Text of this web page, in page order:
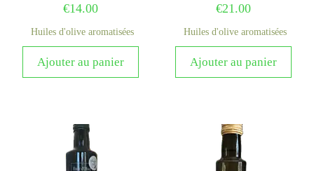
€14.00
Huiles d'olive aromatisées
Ajouter au panier
€21.00
Huiles d'olive aromatisées
Ajouter au panier